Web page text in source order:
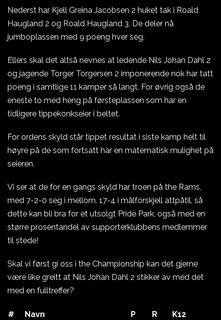
Nederst har Kjell Greina Jacobsen 2 huket tak i Roald
Haugland 2 og Roald Haugland 3. De deler nå
jumboplassen med 9 poeng hver seg.
Ellers skal det altså nevnes at ledende Nils Johan Dahl 2
og jagende Torger Torgersen 2 imponerende nok har tatt
poeng i samtlige 11 kamper så langt. For øvrig også de
eneste to med heng på førsteplassen som har en
tidligere tippekonkseier i beltet.
For ordens skyld står tippet resultat i siste kamp helt til
høyre på de som fortsatt har en matematisk mulighet på
seieren.
Vi ser at de for en gangs skyld har troen på the Rams,
med 7-2-0 seg i mellom. 17-4 i målforskjell attpåtil, så
dette kan bli bra for et utsolgt Pride Park, også med en
større prosentandel av supporterklubbens medlemmer
til stede!
Skal vi først gi oss i the Championship kan det gjerne
være like greitt at Nils Johan Dahl 2 stikker av med det
med en fulltreffer?
# Navn P R
K12